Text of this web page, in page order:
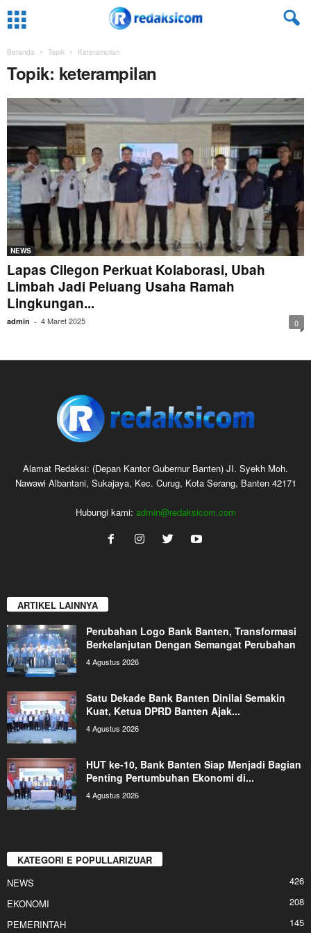
Beranda Topik Keterampilan
Topik: keterampilan
NEWS
Lapas Cilegon Perkuat Kolaborasi, Ubah
Limbah Jadi Peluang Usaha Ramah
Lingkungan...
admin - 4 Maret 2025 0
Alamat Redaksi: (Depan Kantor Gubernur Banten) JI. Syekh Moh.
Nawawi Albantani, Sukajaya, Kec. Curug, Kota Serang, Banten 42171
Hubungi kami: admin@redaksicom.com
ARTIKEL LAINNYA
Perubahan Logo Bank Banten, Transformasi
Berkelanjutan Dengan Semangat Perubahan
4 Agustus 2026
Satu Dekade Bank Banten Dinilai Semakin
Kuat, Ketua DPRD Banten Ajak...
4 Agustus 2026
HUT ke-10, Bank Banten Siap Menjadi Bagian
Penting Pertumbuhan Ekonomi di...
4 Agustus 2026
KATEGORI E POPULLARIZUAR
NEWS
426
EKONOMI
208
PEMERINTAH
145